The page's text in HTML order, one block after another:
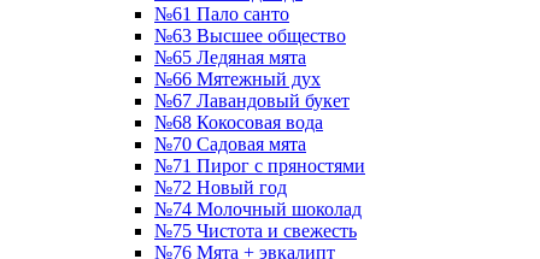
№61 Пало санто
№63 Высшее общество
№65 Ледяная мята
№66 Мятежный дух
№67 Лавандовый букет
№68 Кокосовая вода
№70 Садовая мята
№71 Пирог с пряностями
№72 Новый год
№74 Молочный шоколад
№75 Чистота и свежесть
№76 Мята + эвкалипт